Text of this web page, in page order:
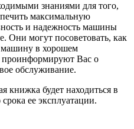
знаниями для того,
максимальную
и надежность машины
Они могут посоветовать, как
машину в хорошем
проинформируют Вас о
обслуживание.
книжка будет находиться в
ее эксплуатации.